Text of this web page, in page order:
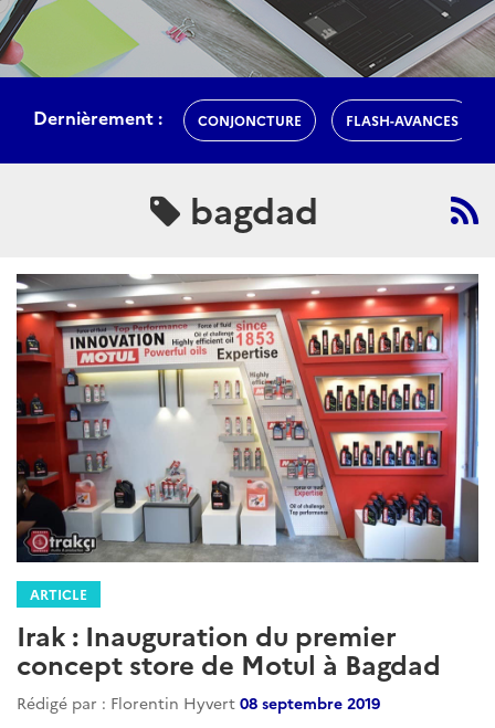
Dernièrement : CONJONCTURE FLASH-AVANCES
bagdad
ARTICLE
Irak : Inauguration du premier
concept store de Motul à Bagdad
Rédigé par : Florentin Hyvert 08 septembre 2019